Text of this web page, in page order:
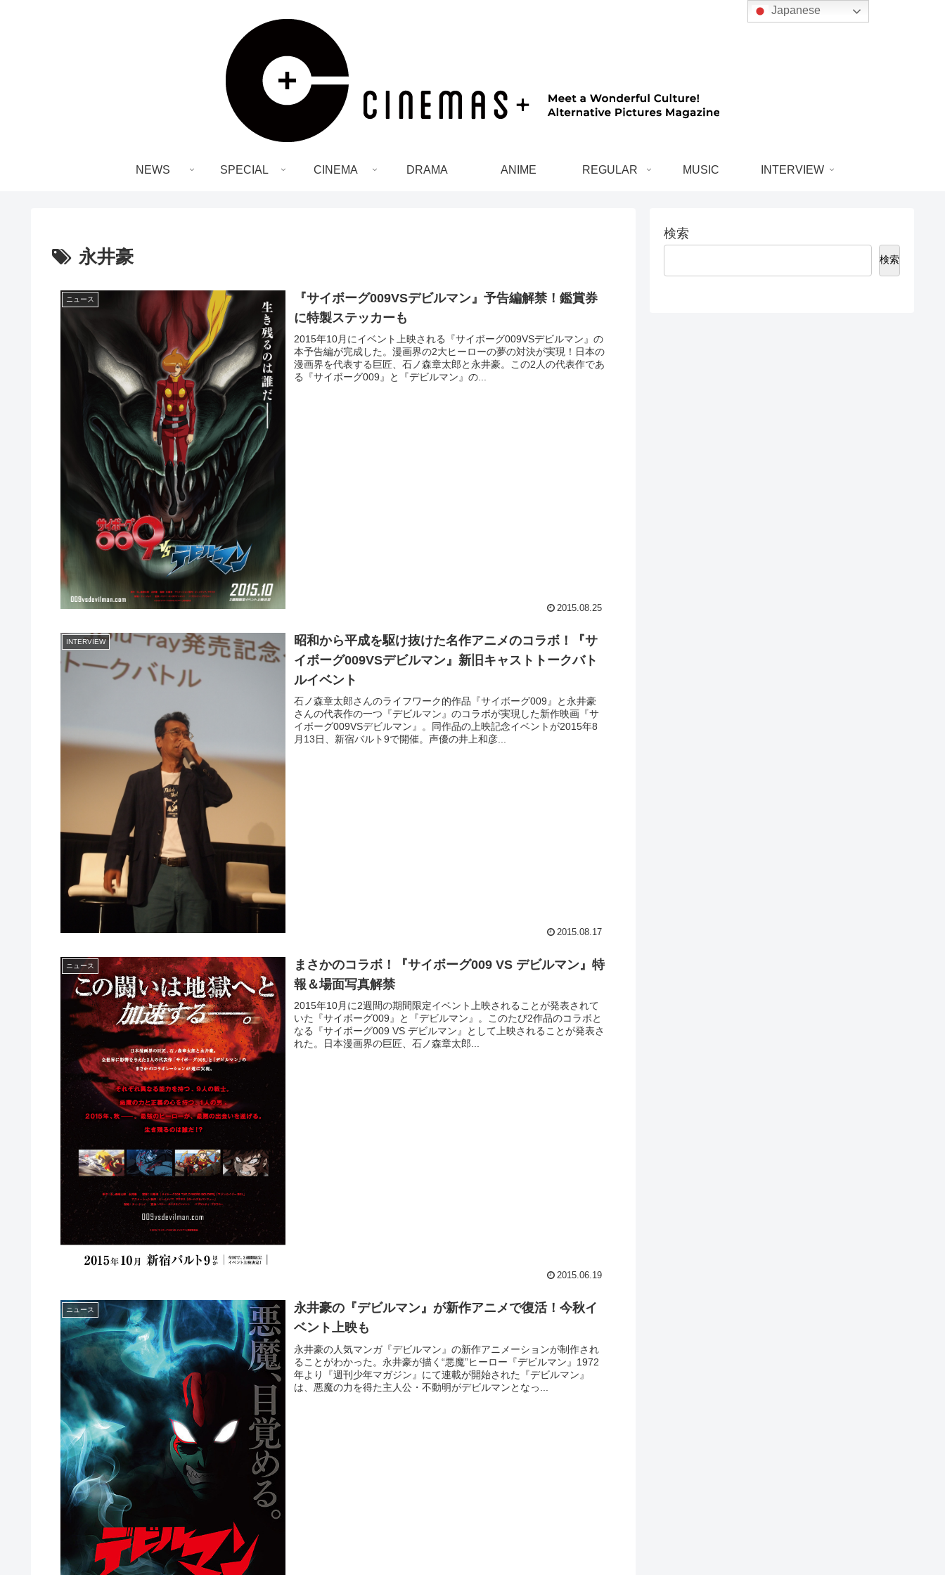
NEWS SPECIAL CINEMA DRAMA ANIME REGULAR MUSIC INTERVIEW
永井豪
ニュース
『サイボーグ009VSデビルマン』予告編解禁！鑑賞券
に特製ステッカーも
2015年10月にイベント上映される『サイボーグ009VSデビルマン』の
本予告編が完成した。漫画界の2大ヒーローの夢の対決が実現！日本の
漫画界を代表する巨匠、石ノ森章太郎と永井豪。この2人の代表作であ
る『サイボーグ009』と『デビルマン』の...
2015.08.25
INTERVIEW
昭和から平成を駆け抜けた名作アニメのコラボ！『サ
イボーグ009VSデビルマン』新旧キャストトークバト
ルイベント
石ノ森章太郎さんのライフワーク的作品『サイボーグ009』と永井豪
さんの代表作の一つ『デビルマン』のコラボが実現した新作映画『サ
イボーグ009VSデビルマン』。同作品の上映記念イベントが2015年8
月13日、新宿バルト9で開催。声優の井上和彦...
2015.08.17
ニュース
まさかのコラボ！『サイボーグ009 VS デビルマン』特
報＆場面写真解禁
2015年10月に2週間の期間限定イベント上映されることが発表されて
いた『サイボーグ009』と『デビルマン』。このたび2作品のコラボと
なる『サイボーグ009 VS デビルマン』として上映されることが発表さ
れた。日本漫画界の巨匠、石ノ森章太郎...
2015.06.19
ニュース
永井豪の『デビルマン』が新作アニメで復活！今秋イ
ベント上映も
永井豪の人気マンガ『デビルマン』の新作アニメーションが制作され
ることがわかった。永井豪が描く“悪魔”ヒーロー『デビルマン』1972
年より『週刊少年マガジン』にて連載が開始された『デビルマン』
は、悪魔の力を得た主人公・不動明がデビルマンとなっ...
検索
検索
Japanese